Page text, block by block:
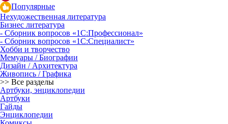
Популярные
Нехудожественная литература
Бизнес литература
- Сборник вопросов «1С:Профессионал»
- Сборник вопросов «1С:Специалист»
Хобби и творчество
Мемуары / Биографии
Дизайн / Архитектура
Живопись / Графика
>> Все разделы
Артбуки, энциклопедии
Артбуки
Гайды
Энциклопедии